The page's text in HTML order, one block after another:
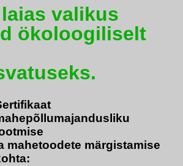
valikus
ökoloogiliselt
mahetoodete märgistamise